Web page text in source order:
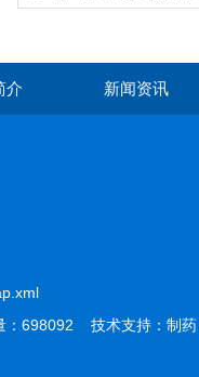
介 新闻资讯
698092 技术支持： 制药